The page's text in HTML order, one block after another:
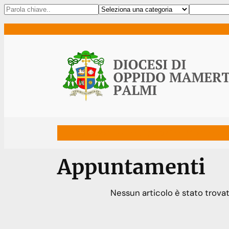
Appuntamenti
Nessun articolo è stato